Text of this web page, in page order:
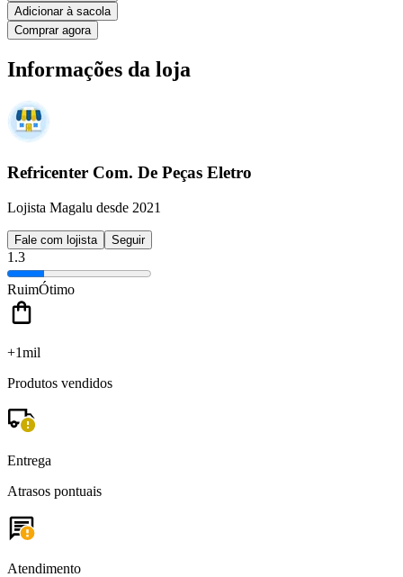
Adicionar à sacola
Comprar agora
Informações da loja
Refricenter Com. De Peças Eletro
Lojista Magalu desde 2021
Fale com lojista Seguir
1.3
RuimÓtimo
+1mil
Produtos vendidos
Entrega
Atrasos pontuais
Atendimento